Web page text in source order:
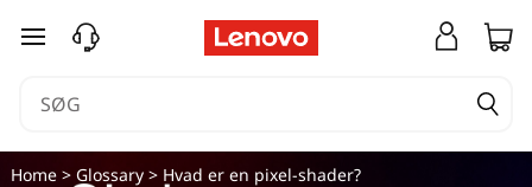
spring til hovedindhold
Home> Glossary> Hvad er en pixel-shader?